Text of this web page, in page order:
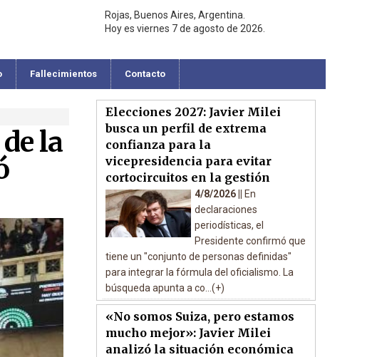
Rojas, Buenos Aires, Argentina.
Hoy es viernes 7 de agosto de 2026.
Fallecimientos Contacto
la
Elecciones 2027: Javier Milei
busca un perfil de extrema
confianza para la
vicepresidencia para evitar
cortocircuitos en la gestión
4/8/2026 ||
En
declaraciones
periodísticas, el
Presidente confirmó que
tiene un "conjunto de personas definidas"
para integrar la fórmula del oficialismo. La
búsqueda apunta a co...(+)
«No somos Suiza, pero estamos
mucho mejor»: Javier Milei
analizó la situación económica